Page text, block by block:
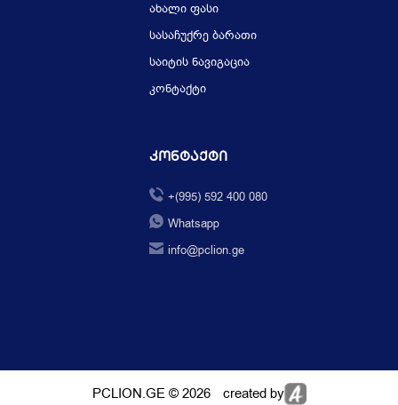
ახალი ფასი
სასაჩუქრე ბარათი
საიტის ნავიგაცია
კონტაქტი
Კონტაქტი
+(995) 592 400 080
Whatsapp
info@pclion.ge
PCLION.GE © 2026 created by